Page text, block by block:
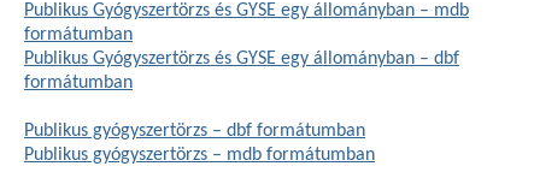
Publikus Gyógyszertörzs és GYSE egy állományban – mdb
formátumban
Publikus Gyógyszertörzs és GYSE egy állományban – dbf
formátumban
Publikus gyógyszertörzs – dbf formátumban
Publikus gyógyszertörzs – mdb formátumban